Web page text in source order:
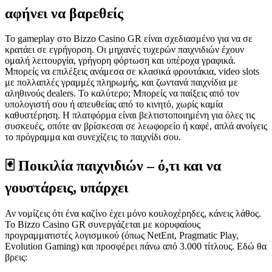
αφήνει να βαρεθείς
Το gameplay στο Bizzo Casino GR είναι σχεδιασμένο για να σε
κρατάει σε εγρήγορση. Οι μηχανές τυχερών παιχνιδιών έχουν
ομαλή λειτουργία, γρήγορη φόρτωση και υπέροχα γραφικά.
Μπορείς να επιλέξεις ανάμεσα σε κλασικά φρουτάκια, video slots
με πολλαπλές γραμμές πληρωμής, και ζωντανά παιχνίδια με
αληθινούς dealers. Το καλύτερο; Μπορείς να παίξεις από τον
υπολογιστή σου ή απευθείας από το κινητό, χωρίς καμία
καθυστέρηση. Η πλατφόρμα είναι βελτιστοποιημένη για όλες τις
συσκευές, οπότε αν βρίσκεσαι σε λεωφορείο ή καφέ, απλά ανοίγεις
το πρόγραμμα και συνεχίζεις το παιχνίδι σου.
🃏 Ποικιλία παιχνιδιών – ό,τι και να
γουστάρεις, υπάρχει
Αν νομίζεις ότι ένα καζίνο έχει μόνο κουλοχέρηδες, κάνεις λάθος.
Το Bizzo Casino GR συνεργάζεται με κορυφαίους
προγραμματιστές λογισμικού (όπως NetEnt, Pragmatic Play,
Evolution Gaming) και προσφέρει πάνω από 3.000 τίτλους. Εδώ θα
βρεις: